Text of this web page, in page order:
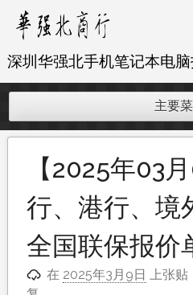
内深圳华强北手机笔记本电
主要
【2025年03
行、港行、境
全国联保报价
在 2025年3月9日 上张贴